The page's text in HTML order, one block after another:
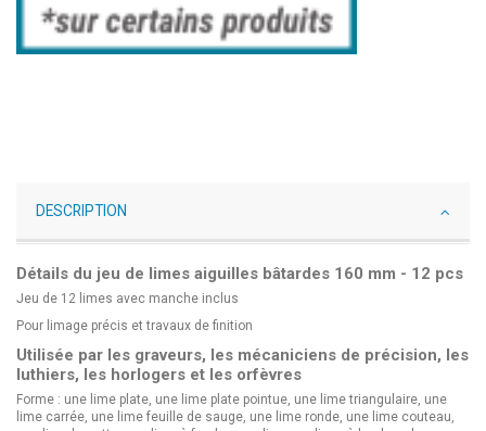
DESCRIPTION
Détails du jeu de limes aiguilles bâtardes 160 mm - 12 pcs
Jeu de 12 limes avec manche inclus
Pour limage précis et travaux de finition
Utilisée par les graveurs, les mécaniciens de précision, les
luthiers, les horlogers et les orfèvres
Forme : une lime plate, une lime plate pointue, une lime triangulaire, une
lime carrée, une lime feuille de sauge, une lime ronde, une lime couteau,